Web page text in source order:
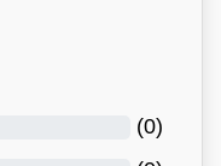
(
0
)